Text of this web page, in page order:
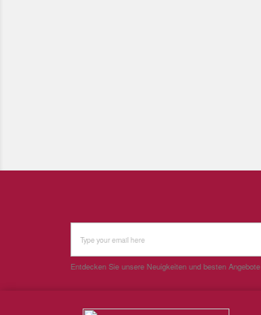
Entdecken Sie unsere Neuigkeiten und besten Angebote